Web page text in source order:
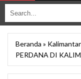
Beranda »
PERDANA DI